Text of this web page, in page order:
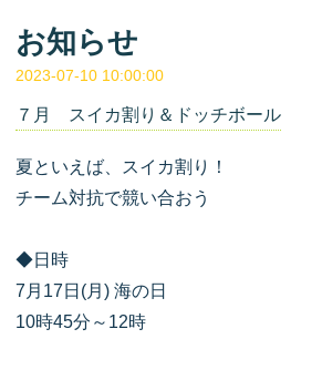
お知らせ
2023-07-10 10:00:00
７月 スイカ割り＆ドッチボール
夏といえば、スイカ割り！
チーム対抗で競い合おう
◆日時
7月17日(月) 海の日
10時45分～12時